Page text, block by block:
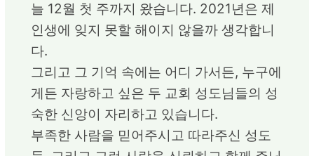
늘 12월 첫 주까지 왔습니다. 2021년은 제
인생에 잊지 못할 해이지 않을까 생각합니
다.
그리고 그 기억 속에는 어디 가서든, 누구에
게든 자랑하고 싶은 두 교회 성도님들의 성
숙한 신앙이 자리하고 있습니다.
부족한 사람을 믿어주시고 따라주신 성도